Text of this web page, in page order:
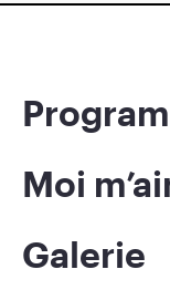
Moi
Galerie